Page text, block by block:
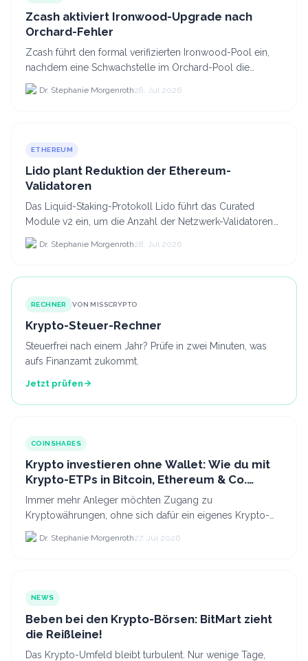
Zcash aktiviert Ironwood-Upgrade nach
Orchard-Fehler
Zcash führt den formal verifizierten Ironwood-Pool ein,
nachdem eine Schwachstelle im Orchard-Pool die
Erstellung gefälschter ZEC-Token ermöglichte.
Dr. Stephanie Morgenroth28. Jul 2026
ETHEREUM
Lido plant Reduktion der Ethereum-
Validatoren
Das Liquid-Staking-Protokoll Lido führt das Curated
Module v2 ein, um die Anzahl der Netzwerk-Validatoren
von 880.000 auf etwa 628.
Dr. Stephanie Morgenroth28. Jul 2026
RECHNER VON MISSCRYPTO
Krypto-Steuer-Rechner
Steuerfrei nach einem Jahr? Prüfe in zwei Minuten, was
aufs Finanzamt zukommt.
Jetzt prüfen
COINSHARES
Krypto investieren ohne Wallet: Wie du mit
Krypto-ETPs in Bitcoin, Ethereum & Co.
anlegst
Immer mehr Anleger möchten Zugang zu
Kryptowährungen, ohne sich dafür ein eigenes Krypto-
Wallet einrichten zu müssen. Dazu kommt, dass viele
nicht nur Bitcoin h...
Dr. Stephanie Morgenroth27. Jul 2026
NEWS
Beben bei den Krypto-Börsen: BitMart zieht
die Reißleine!
Das Krypto-Umfeld bleibt turbulent. Nur wenige Tage,